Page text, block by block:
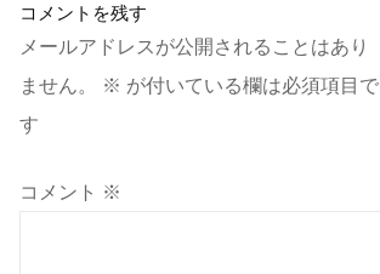
コメントを残す
メールアドレスが公開されることはあり
ません。
※ が付いている欄は必須項目で
す
コメント ※